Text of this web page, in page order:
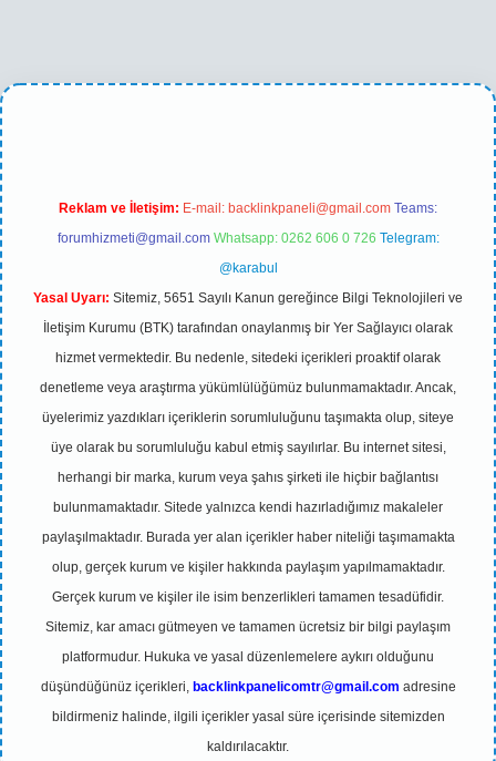
yeni giriş
Reklam ve İletişim: E-mail: backlinkpaneli@gmail.com Teams:
forumhizmeti@gmail.com Whatsapp: 0262 606 0 726 Telegram:
@karabul
Yasal Uyarı: Sitemiz, 5651 Sayılı Kanun gereğince Bilgi Teknolojileri ve
İletişim Kurumu (BTK) tarafından onaylanmış bir Yer Sağlayıcı olarak
hizmet vermektedir. Bu nedenle, sitedeki içerikleri proaktif olarak
denetleme veya araştırma yükümlülüğümüz bulunmamaktadır. Ancak,
üyelerimiz yazdıkları içeriklerin sorumluluğunu taşımakta olup, siteye
üye olarak bu sorumluluğu kabul etmiş sayılırlar. Bu internet sitesi,
herhangi bir marka, kurum veya şahıs şirketi ile hiçbir bağlantısı
bulunmamaktadır. Sitede yalnızca kendi hazırladığımız makaleler
paylaşılmaktadır. Burada yer alan içerikler haber niteliği taşımamakta
olup, gerçek kurum ve kişiler hakkında paylaşım yapılmamaktadır.
Gerçek kurum ve kişiler ile isim benzerlikleri tamamen tesadüfidir.
Sitemiz, kar amacı gütmeyen ve tamamen ücretsiz bir bilgi paylaşım
platformudur. Hukuka ve yasal düzenlemelere aykırı olduğunu
düşündüğünüz içerikleri, backlinkpanelicomtr@gmail.com adresine
bildirmeniz halinde, ilgili içerikler yasal süre içerisinde sitemizden
kaldırılacaktır.